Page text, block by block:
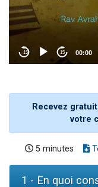
Recevez
votre
5 minutes
1 - En quoi